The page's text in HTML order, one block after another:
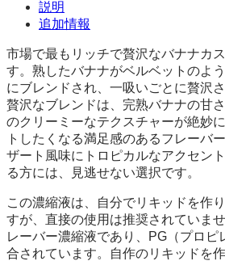
説明
追加情報
市場で最もリッチで贅沢なバナナカ
す。熟したバナナがベルベットのよ
にブレンドされ、一吸いごとに贅沢
贅沢なブレンドは、完熟バナナの甘
のクリーミーなテクスチャーが絶妙
トしたくなる満足感のあるフレーバ
ザート風味にトロピカルなアクセン
る方には、見逃せない選択です。
この濃縮液は、自分でリキッドを作
すが、直接の使用は推奨されていま
レーバー濃縮液であり、PG（プロピ
合されています。自作のリキッドを